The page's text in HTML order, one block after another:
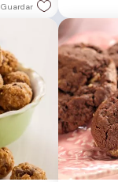
Guardar